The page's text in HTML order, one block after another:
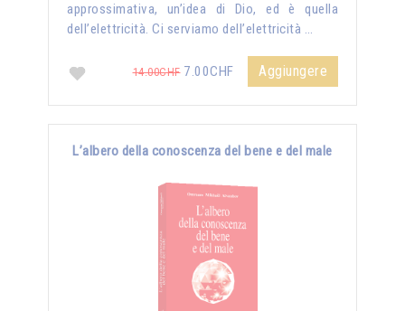
approssimativa, un’idea di Dio, ed è quella
dell’elettricità. Ci serviamo dell’elettricità …
14.00CHF7.00CHF Aggiungere
L’albero della conoscenza del bene e del male